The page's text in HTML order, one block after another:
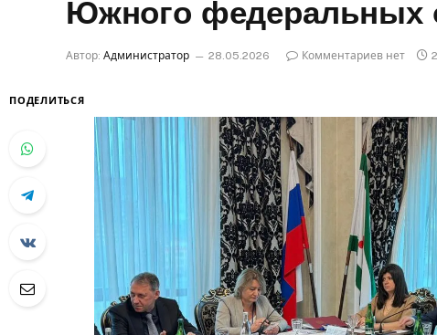
Южного федеральных
Автор: Администратор 28.05.2026 Комментариев нет
ПОДЕЛИТЬСЯ